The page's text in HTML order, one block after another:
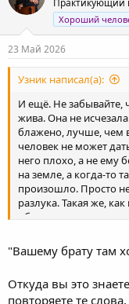
м
а
л
Практикующий
Хороший
23 Май 2026
Узник написал(а):
И ещё. Не забывайте,
жива. Она не
блажено, лучше, чем
человек не может
него плохо, а не ему
на земле, а когда-то
произошло. Просто
разлука. Такая же,
обстоятельства
любовь несравненно
лучше.
Можете почитать
"Вашему брату там
Откуда вы это
повторяете те